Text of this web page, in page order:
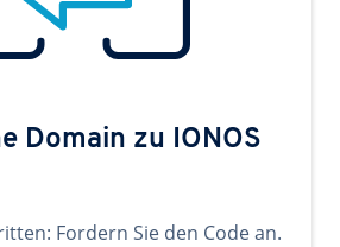
Domain zu IONOS
Fordern Sie den Code an.